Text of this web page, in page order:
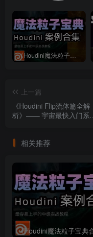
《Houdini魔法粒子宝典合集》
上一篇
《Houdini Flip流体篇全解
析》—— 宇宙最快入门系
相关推荐
《Houdini魔法粒子宝典